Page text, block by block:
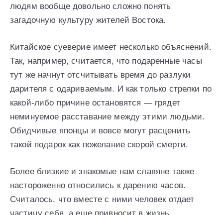
людям вообще довольно сложно понять
загадочную культуру жителей Востока.
Китайское суеверие имеет несколько объяснений.
Так, например, считается, что подаренные часы
тут же начнут отсчитывать время до разлуки
дарителя с одариваемым. И как только стрелки по
какой-либо причине остановятся — грядет
неминуемое расставание между этими людьми.
Обидчивые японцы и вовсе могут расценить
такой подарок как пожелание скорой смерти.
Более близкие и знакомые нам славяне также
настороженно относились к дарению часов.
Считалось, что вместе с ними человек отдает